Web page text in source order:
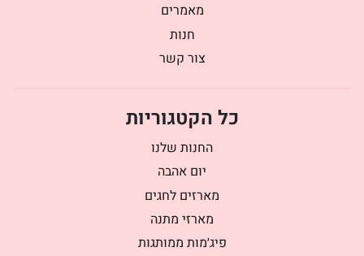
מאמרים
חנות
צור קשר
כל הקטגוריות
החנות שלנו
יום אהבה
מארזים לחגים
מארזי מתנה
פיג׳מות ממותגות